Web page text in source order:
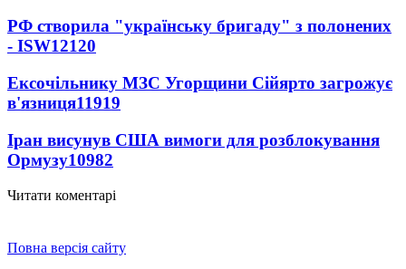
РФ створила "українську бригаду" з полонених
- ISW12120
Ексочільнику МЗС Угорщини Сійярто загрожує
в'язниця11919
Іран висунув США вимоги для розблокування
Ормузу10982
Читати коментарі
Повна версія сайту